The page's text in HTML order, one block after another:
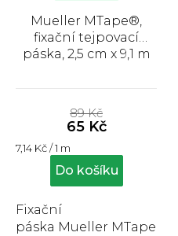
Mueller MTape®,
fixační tejpovací
páska, 2,5 cm x 9,1 m
produktu
3,9
89 Kč
65 Kč
Měrná
7,14 Kč / 1 m
Do košíku
Fixační
páska Mueller MTape